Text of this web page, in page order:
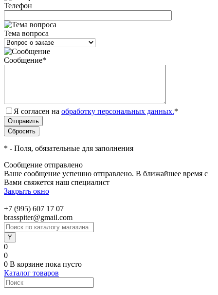
Телефон
Тема вопроса
Сообщение*
Я согласен на обработку персональных данных.*
* - Поля, обязательные для заполнения
Сообщение отправлено
Ваше сообщение успешно отправлено. В ближайшее время с
Вами свяжется наш специалист
Закрыть окно
+7 (995) 607 17 07
brasspiter@gmail.com
0
0
0 В корзине пока пусто
Каталог товаров